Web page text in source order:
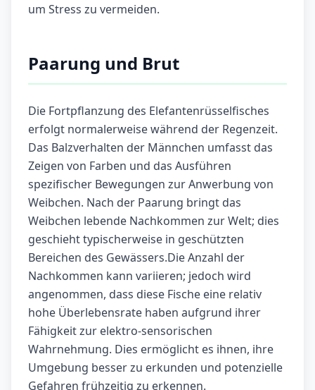
um Stress zu vermeiden.
Paarung und Brut
Die Fortpflanzung des Elefantenrüsselfisches
erfolgt normalerweise während der Regenzeit.
Das Balzverhalten der Männchen umfasst das
Zeigen von Farben und das Ausführen
spezifischer Bewegungen zur Anwerbung von
Weibchen. Nach der Paarung bringt das
Weibchen lebende Nachkommen zur Welt; dies
geschieht typischerweise in geschützten
Bereichen des Gewässers.Die Anzahl der
Nachkommen kann variieren; jedoch wird
angenommen, dass diese Fische eine relativ
hohe Überlebensrate haben aufgrund ihrer
Fähigkeit zur elektro-sensorischen
Wahrnehmung. Dies ermöglicht es ihnen, ihre
Umgebung besser zu erkunden und potenzielle
Gefahren frühzeitig zu erkennen.